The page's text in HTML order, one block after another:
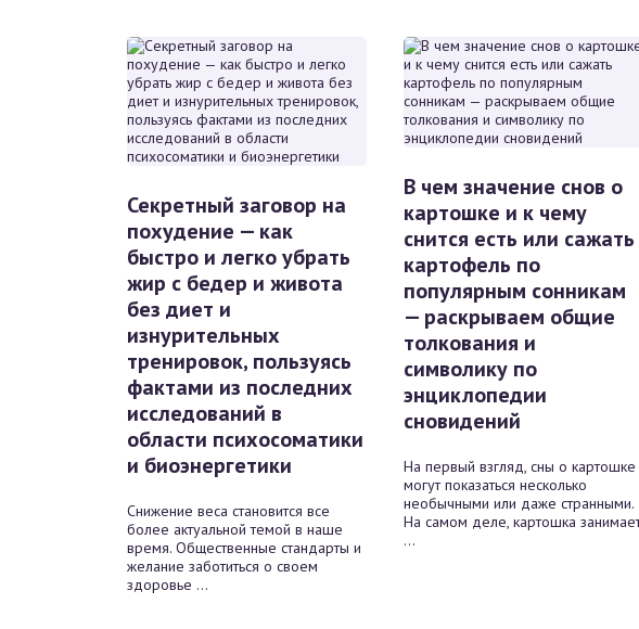
Секретный заговор на
похудение — как
быстро и легко убрать
жир с бедер и живота
без диет и
изнурительных
тренировок, пользуясь
фактами из последних
исследований в
области психосоматики
и биоэнергетики
Снижение веса становится все
более актуальной темой в наше
время. Общественные стандарты и
желание заботиться о своем
здоровье ...
В чем значение снов о
картошке и к чему
снится есть или сажать
картофель по
популярным сонникам
— раскрываем общие
толкования и
символику по
энциклопедии
сновидений
На первый взгляд, сны о картошке
могут показаться несколько
необычными или даже странными.
На самом деле, картошка
...